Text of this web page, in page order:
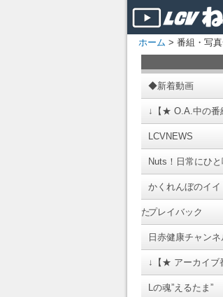
ホーム > 番組・写
◆新着動画
↓【★ O.A.中の
LCVNEWS
Nuts！日常にひ
かくれんぼのイ
たプレイバック
日赤健康チャンネ
↓【★ アーカイブ
Lの魂”えるたま”